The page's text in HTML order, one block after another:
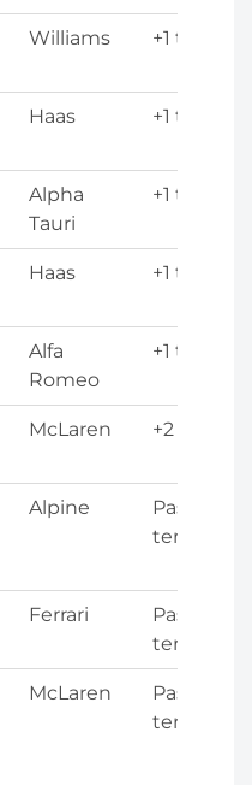
Williams +1 tour
Haas +1 tour
Alpha
Tauri
+1 tour
Haas +1 tour
Alfa
Romeo
+1 tour
McLaren +2 tours
Alpine
Pas
terminé
Ferrari
Pas
terminé
McLaren
Pas
terminé